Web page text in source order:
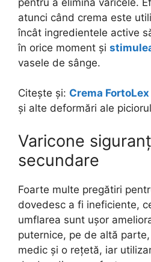
atunci când crema este
încât ingredientele active
în orice moment și
vasele de sânge.
Citește și: Crema FortoLex
și alte deformări ale
Varicone
secundare
Foarte multe pregătiri
dovedesc a fi ineficiente,
umflarea sunt ușor
puternice, pe de altă
medic și o rețetă, iar